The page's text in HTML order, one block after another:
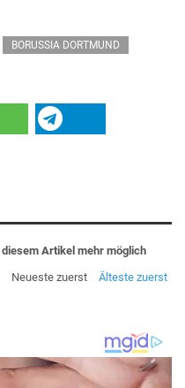
BORUSSIA DORTMUND
Artikel mehr möglich
Neueste zuerst
Älteste zuerst